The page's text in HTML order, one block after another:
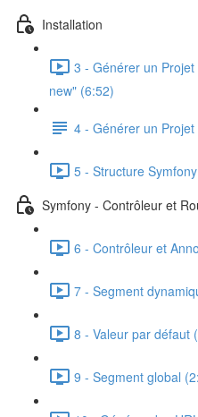
Installation
3 - Générer un
new" (6:52)
4 - Générer un
5 - Structure
Symfony - Contrôleur et
6 - Contrôleur et
7 - Segment
8 - Valeur par défaut
9 - Segment global